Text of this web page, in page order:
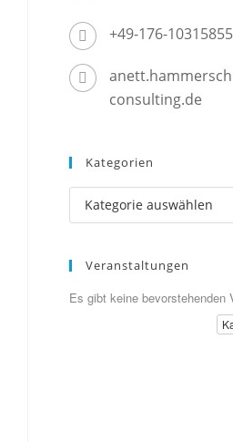
+49-176-10315855
consulting.de
Kategorien
Veranstaltungen
Es gibt keine bevorstehenden